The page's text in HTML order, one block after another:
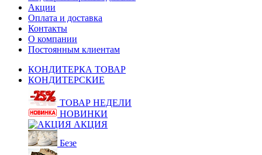
Акции
Оплата и доставка
Контакты
О компании
Постоянным клиентам
КОНДИТЕРКА ТОВАР
КОНДИТЕРСКИЕ
ТОВАР НЕДЕЛИ
НОВИНКИ
АКЦИЯ
Безе